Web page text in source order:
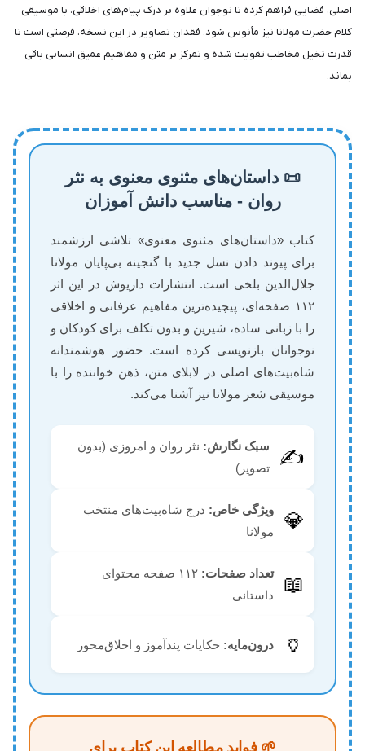
اصلی، فضایی فراهم کرده تا نوجوان علاوه بر درک پیام‌های اخلاقی، با موسیقی
کلام حضرت مولانا نیز مأنوس شود. فقدان تصاویر در این نسخه، فرصتی است تا
قدرت تخیل مخاطب تقویت شده و تمرکز بر متن و مفاهیم عمیق انسانی باقی
بماند.
📜 داستان‌های مثنوی معنوی به نثر
روان - مناسب دانش آموزان
کتاب «داستان‌های مثنوی معنوی» تلاشی ارزشمند
برای پیوند دادن نسل جدید با گنجینه بی‌پایان مولانا
جلال‌الدین بلخی است. انتشارات داریوش در این اثر
۱۱۲ صفحه‌ای، پیچیده‌ترین مفاهیم عرفانی و اخلاقی
را با زبانی ساده، شیرین و بدون تکلف برای کودکان و
نوجوانان بازنویسی کرده است. حضور هوشمندانه
شاه‌بیت‌های اصلی در لابلای متن، ذهن خواننده را با
موسیقی شعر مولانا نیز آشنا می‌کند.
✍️ سبک نگارش: نثر روان و امروزی (بدون
تصویر)
💎 ویژگی خاص: درج شاه‌بیت‌های منتخب
مولانا
📖 تعداد صفحات:
۱۱۲ صفحه محتوای
داستانی
🏺 درون‌مایه: حکایات پندآموز و اخلاق‌محور
🌱 فواید مطالعه این کتاب برای